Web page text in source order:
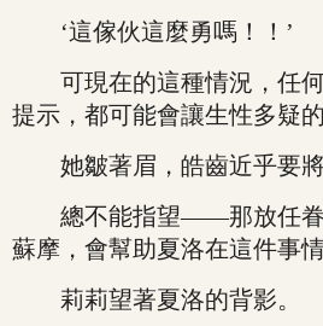
‘這傢伙這麼勇嗎！！’
可現在的這種情況，任何
提示，都可能會讓生性多疑
她皺著眉，皓齒近乎要將
總不能指望——那放任眷
蘇摩，會幫助夏洛在這件事
莉莉望著夏洛的背影。